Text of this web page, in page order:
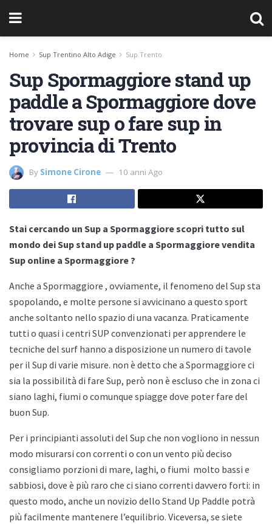
Home Sup Trentino Alto Adige Sup Trento
Sup Spormaggiore stand up
paddle a Spormaggiore dove
trovare sup o fare sup in
provincia di Trento
By Simone Cirone 10 anni Ago
Stai cercando un Sup a Spormaggiore scopri tutto sul
mondo dei Sup stand up paddle a Spormaggiore vendita
Sup online a Spormaggiore ?
Anche a Spormaggiore , ovviamente, il fenomeno del Sup sta
spopolando, e molte persone si avvicinano a questo sport
anche soltanto nello spazio di una vacanza. Praticamente
tutti o quasi i centri SUP convenzionati per apprendere le
tecniche del surf hanno a disposizione un numero di tavole
per il Sup di varie misure. non è detto che a Spormaggiore ci
sia la possibilità di fare Sup, però non è escluso che in zona ci
siano laghi, fiumi o comunque spiagge dove poter fare del
buon Sup.
Per i principianti assoluti del Sup che non vogliono in nessun
modo misurarsi con correnti o con un vento più deciso
consigliamo porzioni di mare, laghi, o fiumi molto bassi e
sabbiosi, dove è più raro che ci siano correnti davvero forti: in
questo modo, anche un novizio dello Stand Up Paddle potrà
più facilmente mantenere l’equilibrio. Viceversa, se siete